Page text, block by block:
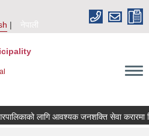
नेपाली
लागि आवश्यक जनशक्ति सेवा करारमा